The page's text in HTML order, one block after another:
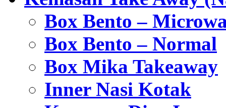
Box Bento –
Box Bento – Normal
Box Mika Takeaway
Inner Nasi Kotak